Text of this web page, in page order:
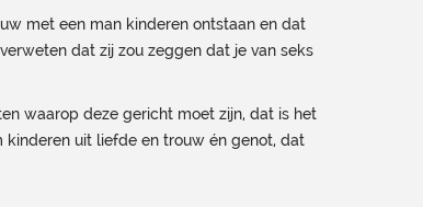
met een man kinderen ontstaan en dat
dat zij zou zeggen dat je van seks
waarop deze gericht moet zijn, dat is het
kinderen uit liefde en trouw én genot, dat